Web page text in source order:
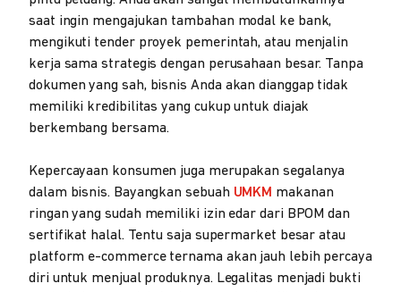
saat ingin mengajukan tambahan modal ke bank,
mengikuti tender proyek pemerintah, atau menjalin
kerja sama strategis dengan perusahaan besar. Tanpa
dokumen yang sah, bisnis Anda akan dianggap tidak
memiliki kredibilitas yang cukup untuk diajak
berkembang bersama.
Kepercayaan konsumen juga merupakan segalanya
dalam bisnis. Bayangkan sebuah UMKM makanan
ringan yang sudah memiliki izin edar dari BPOM dan
sertifikat halal. Tentu saja supermarket besar atau
platform e-commerce ternama akan jauh lebih percaya
diri untuk menjual produknya. Legalitas menjadi bukti